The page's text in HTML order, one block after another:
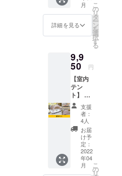
ターン
です。
ソウ
ジャパ
ン株式
ら熱い
お礼の
メール
をお送
りさせ
ていた
だきま
す。
月
詳細を見る
こ
の
リ
タ
ー
ン
を
選
択
す
る
9,9
50 円
【室内
テン
ト】 室
内テン
トとお
礼の
メッ
セージ
をお届
けしま
す。 ■
規格■
支援
者：
4人
お届
け予
定：
2022
年04
月
こ
の
リ